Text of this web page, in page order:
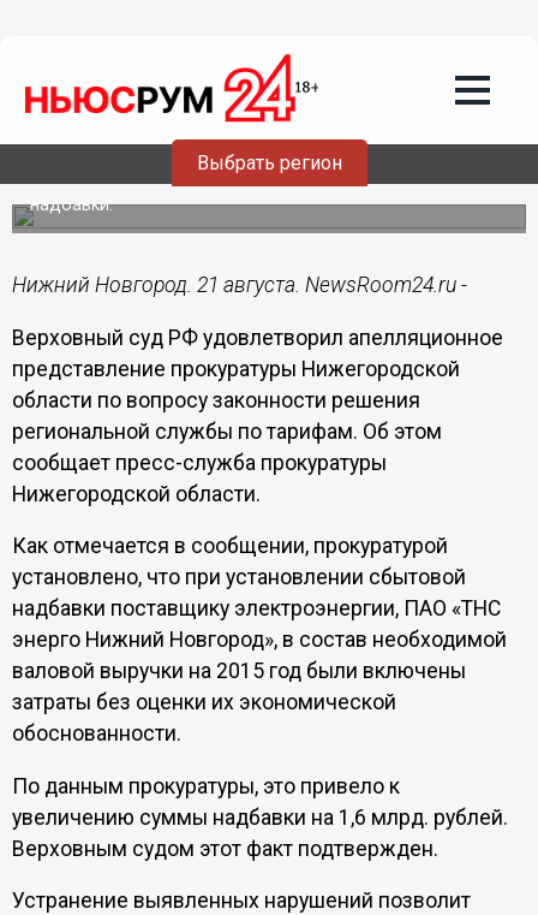
Выбрать регион
Нижегородцы переплатили 1,6 млрд
рублей за электроэнергию
Верховный суд удовлетворил апелляционное
представление облпрокуратуры относительно
неправомерности установления размера сбытовой
надбавки.
Нижний Новгород. 21 августа. NewsRoom24.ru -
Верховный суд РФ удовлетворил апелляционное
представление прокуратуры Нижегородской
области по вопросу законности решения
региональной службы по тарифам. Об этом
сообщает пресс-служба прокуратуры
Нижегородской области.
Как отмечается в сообщении, прокуратурой
установлено, что при установлении сбытовой
надбавки поставщику электроэнергии, ПАО «ТНС
энерго Нижний Новгород», в состав необходимой
валовой выручки на 2015 год были включены
затраты без оценки их экономической
обоснованности.
По данным прокуратуры, это привело к
увеличению суммы надбавки на 1,6 млрд. рублей.
Верховным судом этот факт подтвержден.
Устранение выявленных нарушений позволит